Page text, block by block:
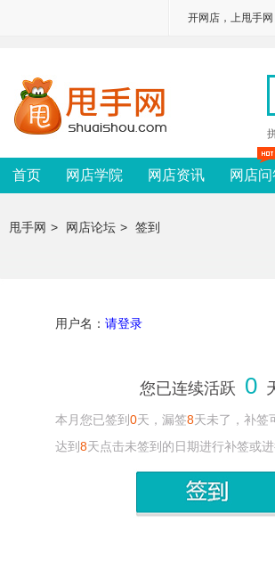
开网店，上甩手网
首页 网店学院 网店资讯 网店
甩手网 > 网店论坛 > 签到
用户名： 请登录
您已连续活跃 0
本月您已签到 0天，漏签8天未了，补签
达到 8天点击未签到的日期进行补签或